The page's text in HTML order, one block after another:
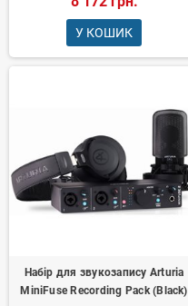
У КОШИК
Набір для звукозапису Arturia
MiniFuse Recording Pack (Black)